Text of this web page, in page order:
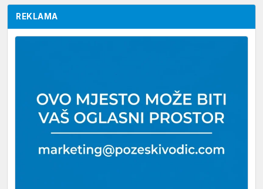
REKLAMA